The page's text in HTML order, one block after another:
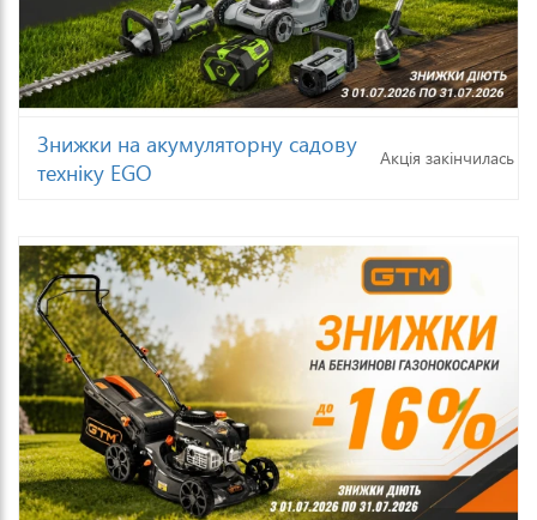
Знижки на акумуляторну садову
техніку EGO
Акція закінчилась